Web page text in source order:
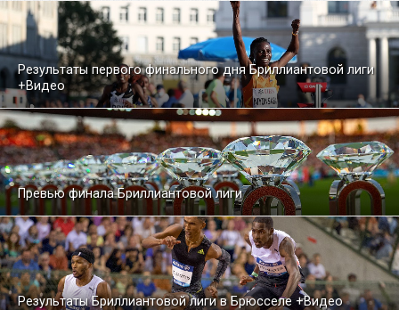
Результаты первого финального дня Бриллиантовой лиги
+Видео
Превью финала Бриллиантовой лиги
Результаты Бриллиантовой лиги в Брюсселе +Видео